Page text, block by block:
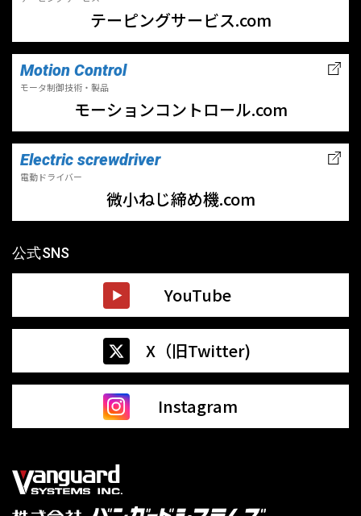
テーピングサービス.com
Motion Control
モータ制御技術・製品
モーションコントロール.com
Electric screwdriver
電動ドライバー
微小ねじ締め機.com
公式SNS
YouTube
X（旧Twitter)
Instagram